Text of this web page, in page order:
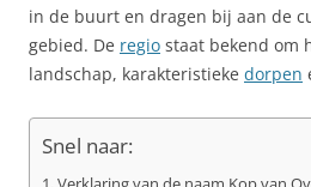
in de buurt en dragen bij aan de
gebied. De regio staat bekend om
landschap, karakteristieke dorpen
Snel naar: